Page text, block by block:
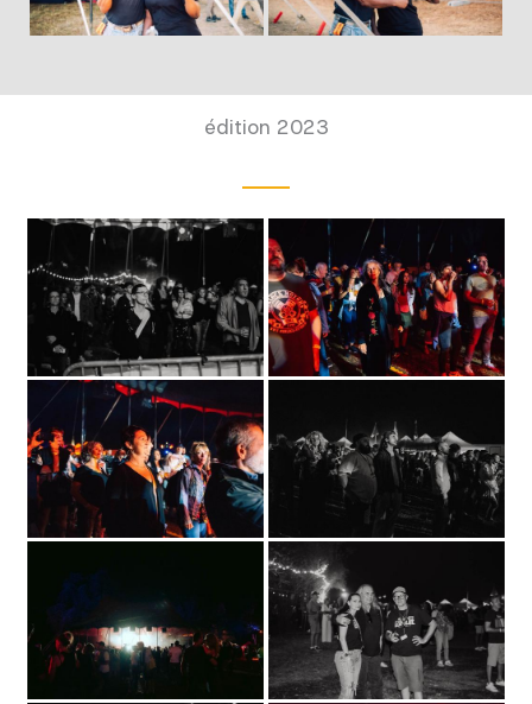
édition 2023